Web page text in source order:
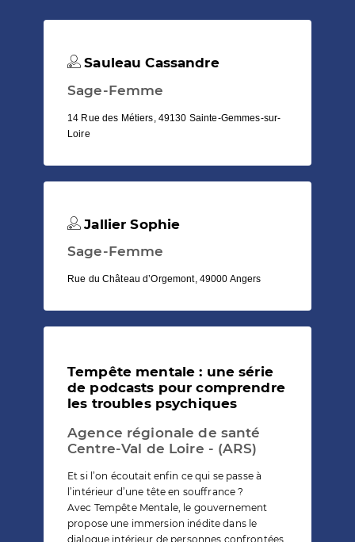
Sauleau Cassandre
Sage-Femme
14 Rue des Métiers, 49130 Sainte-Gemmes-sur-
Loire
Jallier Sophie
Sage-Femme
Rue du Château d’Orgemont, 49000 Angers
Tempête mentale : une série
de podcasts pour comprendre
les troubles psychiques
Agence régionale de santé
Centre-Val de Loire - (ARS)
Et si l’on écoutait enfin ce qui se passe à
l’intérieur d’une tête en souffrance ?
Avec Tempête Mentale, le gouvernement
propose une immersion inédite dans le
dialogue intérieur de personnes confrontées